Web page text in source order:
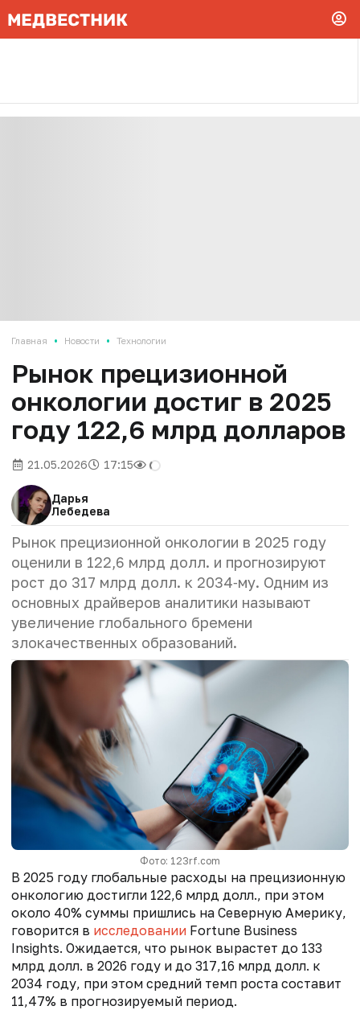
Главная • Новости • Технологии
Рынок прецизионной
онкологии достиг в 2025
году 122,6 млрд долларов
21.05.2026 17:15
Дарья
Лебедева
Рынок прецизионной онкологии в 2025 году
оценили в 122,6 млрд долл. и прогнозируют
рост до 317 млрд долл. к 2034‑му. Одним из
основных драйверов аналитики называют
увеличение глобального бремени
злокачественных образований.
Фото: 123rf.com
В 2025 году глобальные расходы на прецизионную
онкологию достигли 122,6 млрд долл., при этом
около 40% суммы пришлись на Северную Америку,
говорится в исследовании Fortune Business
Insights. Ожидается, что рынок вырастет до 133
млрд долл. в 2026 году и до 317,16 млрд долл. к
2034 году, при этом средний темп роста составит
11,47% в прогнозируемый период.